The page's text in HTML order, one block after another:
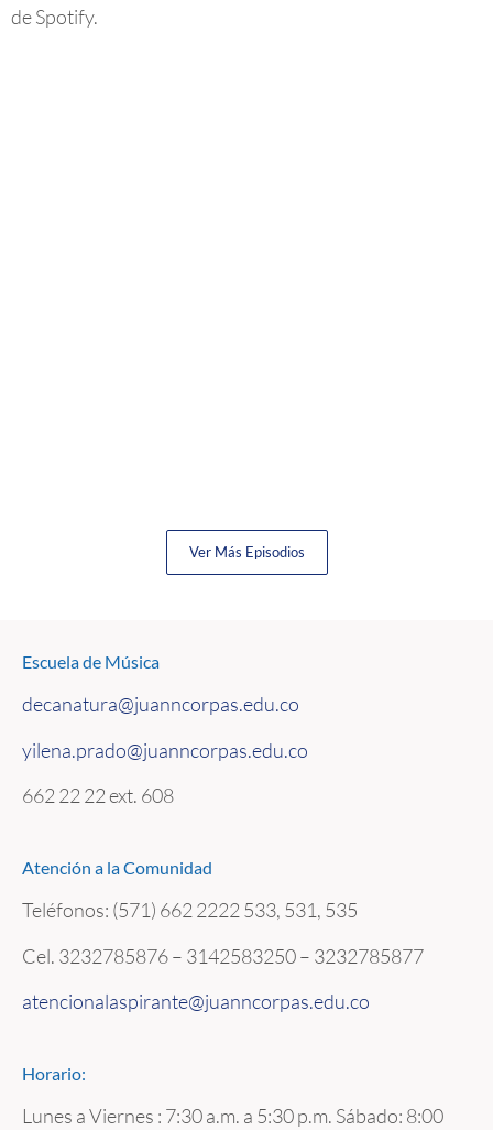
de Spotify.
Ver Más Episodios
Escuela de Música
decanatura@juanncorpas.edu.co
yilena.prado@juanncorpas.edu.co
662 22 22 ext. 608
Atención a la Comunidad
Teléfonos: (571) 662 2222 533, 531, 535
Cel. 3232785876 – 3142583250 – 3232785877
atencionalaspirante@juanncorpas.edu.co
Horario:
Lunes a Viernes : 7:30 a.m. a 5:30 p.m. Sábado: 8:00